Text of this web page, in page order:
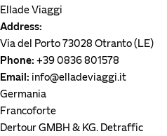
Ellade Viaggi
Address:
Via del Porto 73028 Otranto (LE)
Phone: +39 0836 801578
Email: info@elladeviaggi.it
Germania
Francoforte
Dertour GMBH & KG. Detraffic